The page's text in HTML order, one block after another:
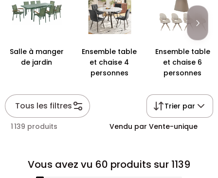
Salle à manger
de jardin
Ensemble table
et chaise 4
personnes
Ensemble table
et chaise 6
personnes
Tous les filtres Trier par
1 139 produits Vendu par Vente-unique
Vous avez vu 60 produits sur 1139